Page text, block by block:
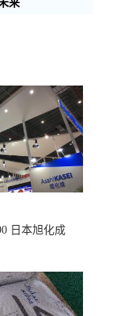
来
日本旭化成